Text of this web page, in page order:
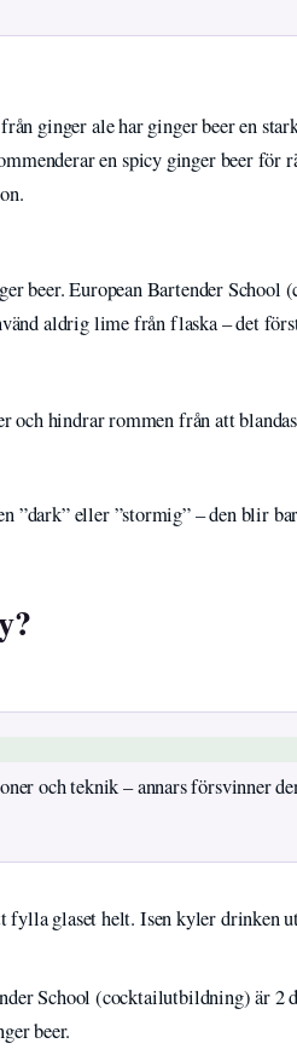
ginger ale har ginger beer en
en spicy ginger beer för
beer. European Bartender
aldrig lime från flaska – det
och hindrar rommen från att
eller ”stormig” – den blir
och teknik – annars försvinner
glaset helt. Isen kyler drinken
School (cocktailutbildning) är 2
beer.